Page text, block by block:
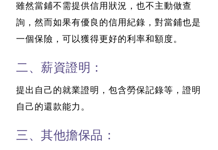
雖然當鋪不需提供信用狀況，也不主動做查
詢，然而如果有優良的信用紀錄，對當鋪也是
一個保險，可以獲得更好的利率和額度。
二、薪資證明：
提出自己的就業證明，包含勞保記錄等，證明
自己的還款能力。
三、其他擔保品：